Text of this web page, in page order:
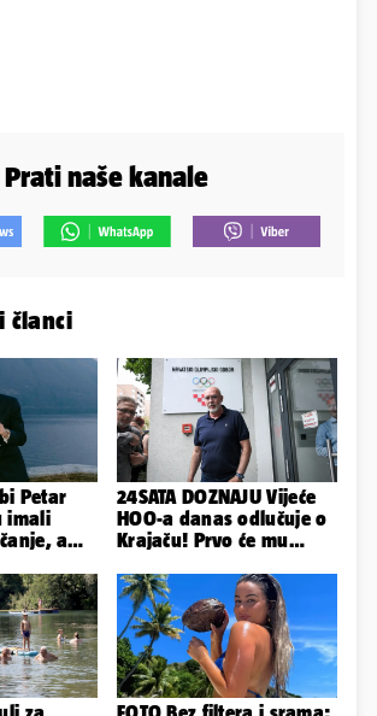
Prati naše kanale
članci
Petar
imali
a
24SATA DOZNAJU Vijeće
HOO-a danas odlučuje o
Krajaču! Prvo će mu